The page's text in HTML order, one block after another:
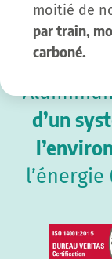
moitié de
par train,
carboné.
d’un
l’énergie